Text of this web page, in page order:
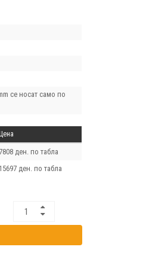
се носат само по
Цена
ден. по табла
15697 ден. по табла